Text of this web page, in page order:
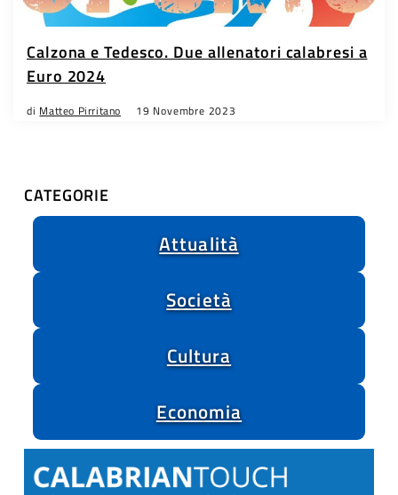
Calzona e Tedesco. Due allenatori calabresi a
Euro 2024
di Matteo Pirritano 19 Novembre 2023
CATEGORIE
Attualità
Società
Cultura
Economia